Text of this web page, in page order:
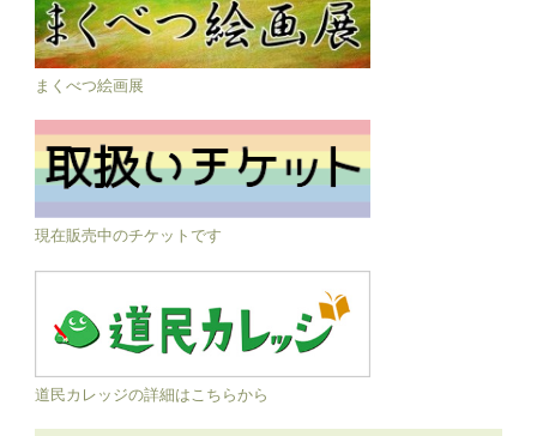
まくべつ絵画展
現在販売中のチケットです
道民カレッジの詳細はこちらから